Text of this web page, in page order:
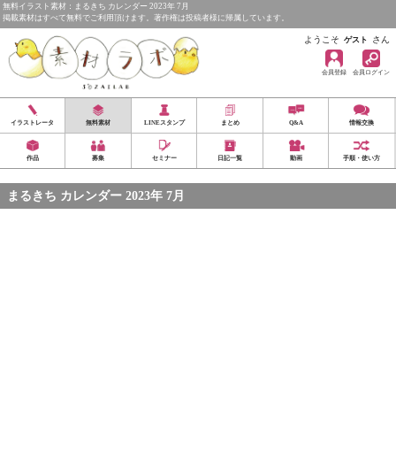
無料イラスト素材：まるきち カレンダー 2023年 7月
掲載素材はすべて無料でご利用頂けます。著作権は投稿者様に帰属しています。
ようこそ ゲスト さん
会員登録 会員ログイン
イラストレータ 無料素材 LINEスタンプ まとめ Q&A 情報交換
作品 募集 セミナー 日記一覧 動画 手順・使い方
まるきち カレンダー 2023年 7月